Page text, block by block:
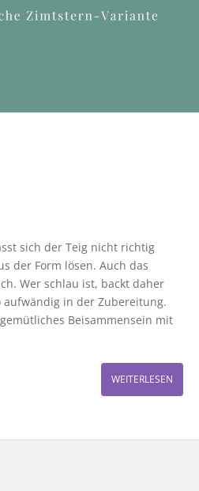
sich der Teig nicht richtig
der Form lösen. Auch das
Wer schlau ist, backt daher
in der Zubereitung.
Beisammensein mit
WEITERLESEN